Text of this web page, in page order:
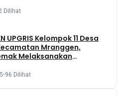
Dilihat
UPGRIS Kelompok 11 Desa
Mranggen,
Melaksanakan
Lahan Yang Terbengkalai
•96 Dilihat